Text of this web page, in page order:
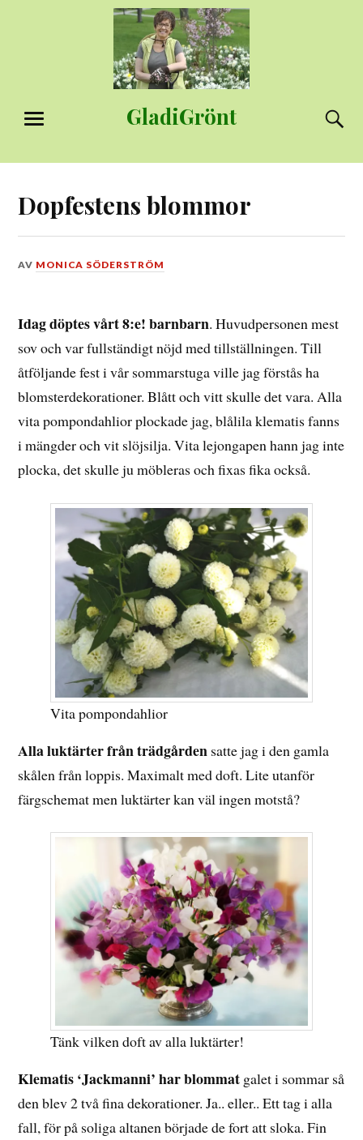
GladiGrönt
MENY
Dopfestens blommor
DEN
2019
AV MONICA SÖDERSTRÖM
Idag döptes vårt 8:e! barnbarn. Huvudpersonen mest
sov och var fullständigt nöjd med tillställningen. Till
åtföljande fest i vår sommarstuga ville jag förstås ha
blomsterdekorationer. Blått och vitt skulle det vara. Alla
vita pompondahlior plockade jag, blålila klematis fanns
i mängder och vit slöjsilja. Vita lejongapen hann jag inte
plocka, det skulle ju möbleras och fixas fika också.
Vita pompondahlior
Alla luktärter från trädgården satte jag i den gamla
skålen från loppis. Maximalt med doft. Lite utanför
färgschemat men luktärter kan väl ingen motstå?
Tänk vilken doft av alla luktärter!
Klematis ‘Jackmanni’ har blommat galet i sommar så
den blev 2 två fina dekorationer. Ja.. eller.. Ett tag i alla
fall, för på soliga altanen började de fort att sloka. Fin